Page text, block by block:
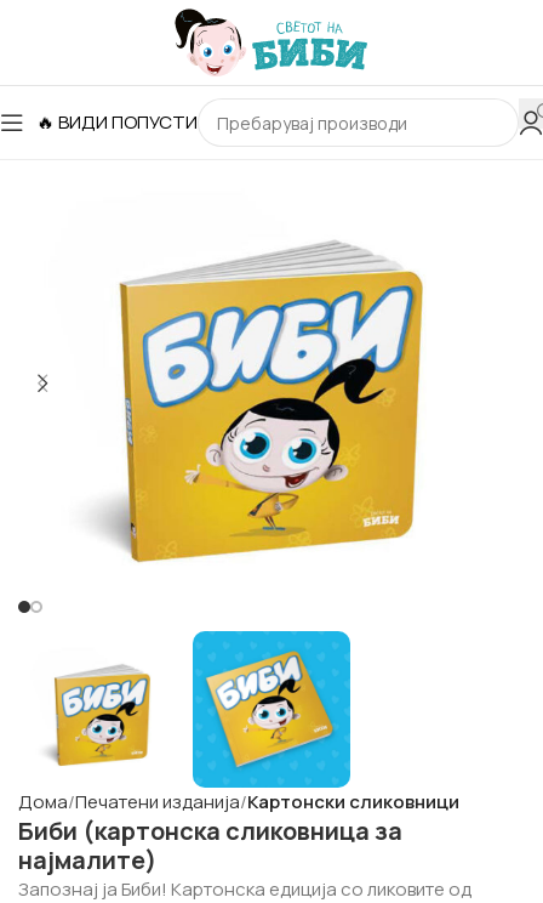
🔥 ВИДИ ПОПУСТИ
Дома Печатени изданија Картонски сликовници
Биби (картонска сликовница за
најмалите)
Запознај ја Биби! Картонска едиција со ликовите од